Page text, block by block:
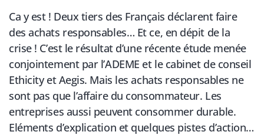
Ca y est ! Deux tiers des Français déclarent faire
des achats responsables… Et ce, en dépit de la
crise ! C’est le résultat d’une récente étude menée
conjointement par l’ADEME et le cabinet de conseil
Ethicity et Aegis. Mais les achats responsables ne
sont pas que l’affaire du consommateur. Les
entreprises aussi peuvent consommer durable.
Eléments d’explication et quelques pistes d’action…